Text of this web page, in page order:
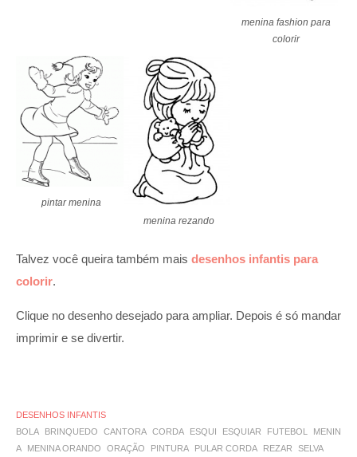
menina fashion para
colorir
pintar menina
menina rezando
Talvez você queira também mais desenhos infantis para
colorir.
Clique no desenho desejado para ampliar. Depois é só mandar
imprimir e se divertir.
DESENHOS INFANTIS
BOLA
BRINQUEDO CANTORA CORDA ESQUI ESQUIAR FUTEBOL
MENIN
A
MENINA ORANDO ORAÇÃO PINTURA PULAR CORDA REZAR SELVA